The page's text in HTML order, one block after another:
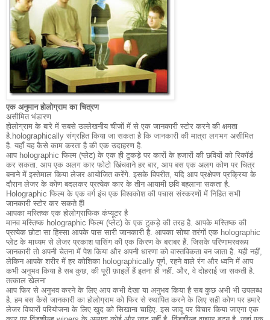
एक अनुमान होलोग्राम का चित्रण
असीमित भंडारण
होलोग्राम के बारे में सबसे उल्लेखनीय चीजों में से एक जानकारी स्टोर करने की क्षमता
है. holographically संग्रहित किया जा सकता है कि जानकारी की मात्रा लगभग असीमित
है. यहाँ यह कैसे काम करता है की एक उदाहरण है.
आप holographic फिल्म (प्लेट) के एक ही टुकड़े पर कारों के हजारों की छवियों को रिकॉर्ड
कर सकता. आप एक अलग कार फोटो खिंचवाने हर बार, आप बस एक अलग कोण पर चित्र
बनाने में इस्तेमाल किया लेजर आयोजित करेंगे. इसके विपरीत, यदि आप प्रक्षेपण प्रक्रिया के
दौरान लेजर के कोण बदलकर प्रत्येक कार के तीन आयामी छवि बहलाना सकता है.
Holographic फिल्म के एक वर्ग इंच एक विश्वकोश की पचास संस्करणों में निहित सभी
जानकारी स्टोर कर सकते हैं!
आपका मस्तिष्क एक होलोग्राफिक कंप्यूटर है
मानव मस्तिष्क holographic फिल्म (प्लेट) के एक टुकड़े की तरह है. आपके मस्तिष्क की
प्रत्येक छोटा सा हिस्सा आपके पास सारी जानकारी है. आपका सोचा तरंगों एक holographic
प्लेट के माध्यम से लेजर प्रकाश पासिंग की एक किरण के बराबर हैं. जिसके परिणामस्वरूप
जानकारी तो अपनी चेतना में पेश किया और अपनी धारणा को वास्तविकता बन जाता है. यही नहीं,
लेकिन आपके शरीर में हर कोशिका holographically पूर्ण, रहने वाले रंग और ध्वनि में आप
कभी अनुभव किया है सब कुछ, की पूरी फ़ाइलें हैं इतना ही नहीं. और, वे दोहराई जा सकती है.
तत्काल खेलना
आप फिर से अनुभव करने के लिए आप कभी देखा या अनुभव किया है सब कुछ अभी भी उपलब्ध
है. हम बस कैसे जानकारी का होलोग्राम को फिर से स्थापित करने के लिए सही कोण पर हमारे
लेजर विचारों परियोजना के लिए खुद को सिखाना चाहिए. इस जादू पर विचार किया जाएगा एक